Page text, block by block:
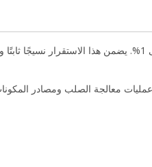
معالجة الصلب ومصادر